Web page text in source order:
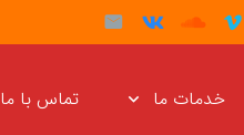
خدمات ما تماس با ما